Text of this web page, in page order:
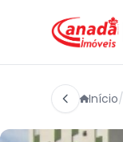
Início/